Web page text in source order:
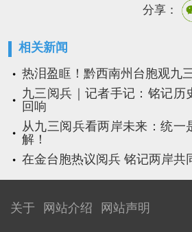
分享：
相关新闻
热泪盈眶！黔西南州台胞观九
九三阅兵｜记者手记：铭记历
回响
从九三阅兵看两岸未来：统一
解！
在金台胞热议阅兵 铭记两岸共
关于 网站介绍 网站声明